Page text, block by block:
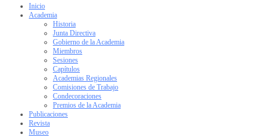
Inicio
Academia
Historia
Junta Directiva
Gobierno de la Academia
Miembros
Sesiones
Capítulos
Academias Regionales
Comisiones de Trabajo
Condecoraciones
Premios de la Academia
Publicaciones
Revista
Museo